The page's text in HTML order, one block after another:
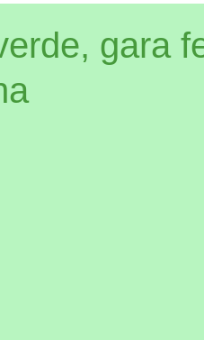
gara